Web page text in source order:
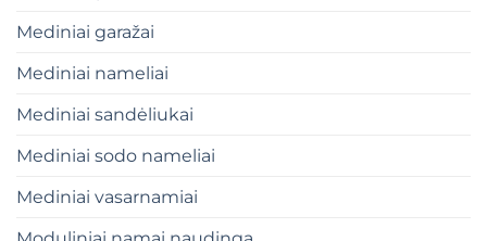
Mediniai garažai
Mediniai nameliai
Mediniai sandėliukai
Mediniai sodo nameliai
Mediniai vasarnamiai